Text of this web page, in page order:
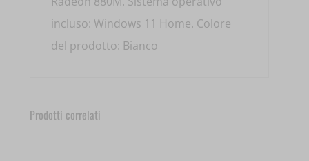
incluso: Windows 11 Home. Colore
del prodotto: Bianco
Prodotti correlati